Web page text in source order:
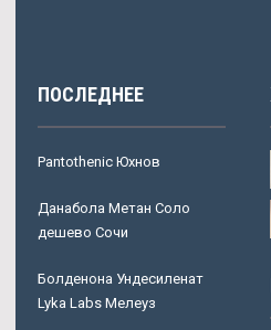
ПОСЛЕДНЕЕ
Pantothenic Юхнов
Данабола Метан Соло
дешево Сочи
Болденона Ундесиленат
Lyka Labs Мелеуз